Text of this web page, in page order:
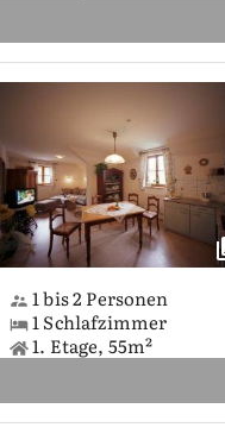
1 bis 2 Personen
1 Schlafzimmer
1. Etage, 55m²